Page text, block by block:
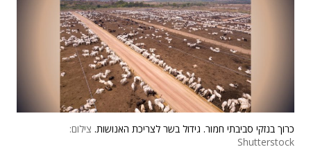
כרוך בנזקי סביבתי חמור. גידול בשר לצריכת האנושות. צילום:
Shutterstock